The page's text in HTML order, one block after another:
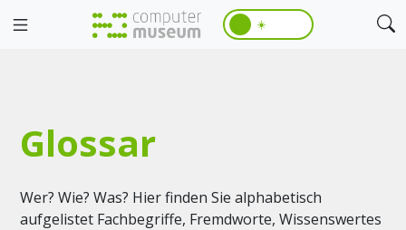
☀️
Glossar
Wer? Wie? Was? Hier finden Sie alphabetisch
aufgelistet Fachbegriffe, Fremdworte, Wissenswertes